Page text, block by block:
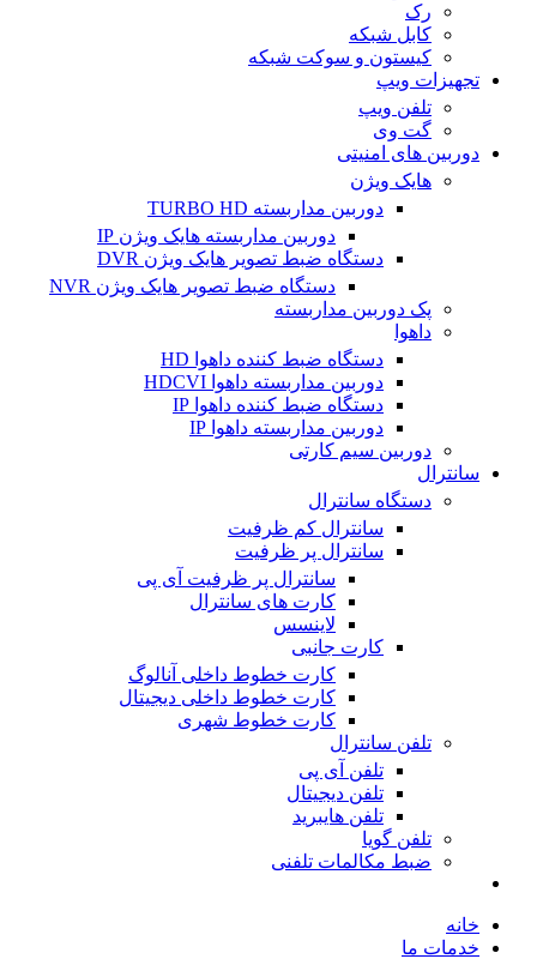
رک
کابل شبکه
کیستون و سوکت شبکه
تجهیزات ویپ
تلفن ویپ
گت وی
دوربین های امنیتی
هایک ویژن
دوربین مداربسته TURBO HD
دوربین مداربسته هایک ویژن IP
دستگاه ضبط تصویر هایک ویژن DVR
دستگاه ضبط تصویر هایک ویژن NVR
پک دوربین مداربسته
داهوا
دستگاه ضبط کننده داهوا HD
دوربین مداربسته داهوا HDCVI
دستگاه ضبط کننده داهوا IP
دوربین مداربسته داهوا IP
دوربین سیم کارتی
سانترال
دستگاه سانترال
سانترال کم ظرفیت
سانترال پر ظرفیت
سانترال پر ظرفیت آی پی
کارت های سانترال
لاینسس
کارت جانبی
کارت خطوط داخلی آنالوگ
کارت خطوط داخلی دیجیتال
کارت خطوط شهری
تلفن سانترال
تلفن آی پی
تلفن دیجیتال
تلفن هایبرید
تلفن گویا
ضبط مکالمات تلفنی
خانه
خدمات ما